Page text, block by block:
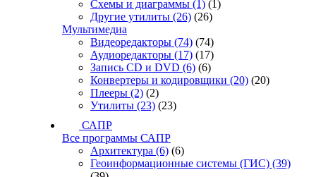
Схемы и диаграммы (1) (1)
Другие утилиты (26) (26)
Мультимедиа
Видеоредакторы (74) (74)
Аудиоредакторы (17) (17)
Запись CD и DVD (6) (6)
Конвертеры и кодировщики (20) (20)
Плееры (2) (2)
Утилиты (23) (23)
САПР
Все программы САПР
Архитектура (6) (6)
Геоинформационные системы (ГИС) (39)